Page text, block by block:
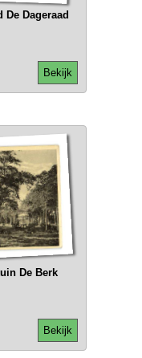
De Dageraad
Bekijk
De Berk
Bekijk